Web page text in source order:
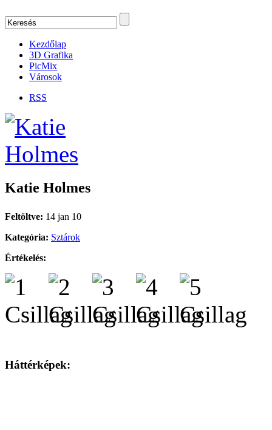
Kezdőlap
3D Grafika
PicMix
Városok
RSS
Katie Holmes
Feltöltve: 14 jan 10
Kategória: Sztárok
Értékelés:
Háttérképek: